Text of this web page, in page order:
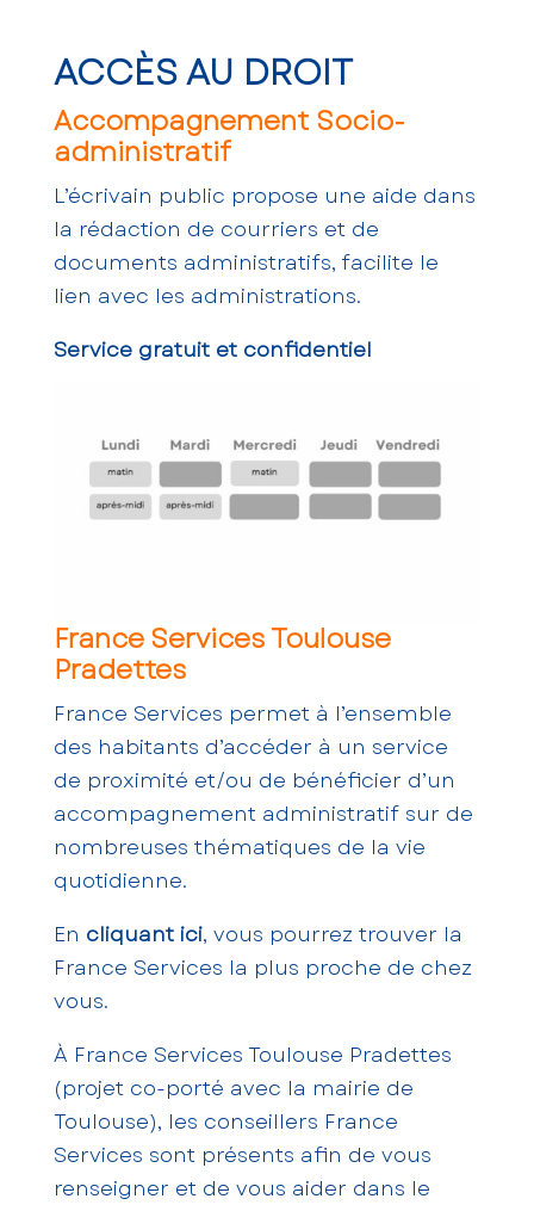
ACCÈS AU DROIT
Accompagnement Socio-
administratif
L’écrivain public propose une aide dans
la rédaction de courriers et de
documents administratifs, facilite le
lien avec les administrations.
Service gratuit et confidentiel
vous :
France Services Toulouse
Pradettes
France Services permet à l’ensemble
des habitants d’accéder à un service
de proximité et/ou de bénéficier d’un
accompagnement administratif sur de
nombreuses thématiques de la vie
quotidienne.
En cliquant ici, vous pourrez trouver la
France Services la plus proche de chez
vous.
À France Services Toulouse Pradettes
(projet co-porté avec la mairie de
Toulouse), les conseillers France
Services sont présents afin de vous
renseigner et de vous aider dans le